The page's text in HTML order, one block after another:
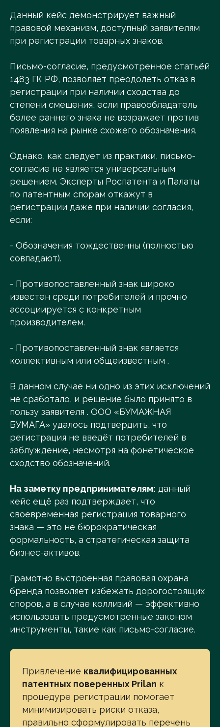
Данный кейс демонстрирует важный
правовой механизм, доступный заявителям
при регистрации товарных знаков.
Письмо-согласие, предусмотренное статьёй
1483 ГК РФ, позволяет преодолеть отказ в
регистрации при наличии сходства до
степени смешения, если правообладатель
более раннего знака не возражает против
появления на рынке схожего обозначения.
Однако, как следует из практики, письмо-
согласие не является универсальным
решением. Эксперты Роспатента и Палаты
по патентным спорам откажут в
регистрации даже при наличии согласия,
если:
- Обозначения тождественны (полностью
совпадают).
- Противопоставленный знак широко
известен среди потребителей и прочно
ассоциируется с конкретным
производителем.
- Противопоставленный знак является
коллективным или общеизвестным .
В данном случае ни одно из этих исключений
не сработало, и решение было принято в
пользу заявителя . ООО «БУМАЖНАЯ
БУМАГА» удалось подтвердить, что
регистрация не введёт потребителей в
заблуждение, несмотря на фонетическое
сходство обозначений.
На заметку предпринимателям: данный
кейс ещё раз подтверждает, что
своевременная регистрация товарного
знака — это не бюрократическая
формальность, а стратегическая защита
бизнес-активов.
Грамотно выстроенная правовая охрана
бренда позволяет избежать дорогостоящих
споров, а в случае коллизий — эффективно
использовать предусмотренные законом
инструменты, такие как письмо-согласие.
Привлечение квалифицированных
патентных поверенных Prilan к
процедуре регистрации помогает
минимизировать риски отказа,
правильно сформулировать перечень